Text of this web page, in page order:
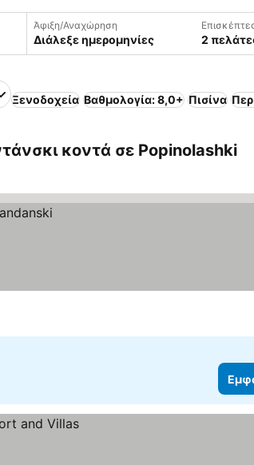
Άφιξη/Αναχώρηση
Διάλεξε ημερομηνίες 2
Ξενοδοχεία Βαθμολογία: 8,0+ Πισίνα
κοντά σε Popinolashki